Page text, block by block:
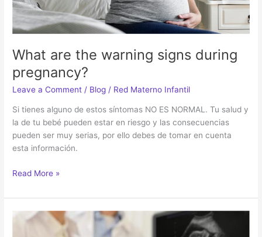
What are the warning signs during
pregnancy?
Leave a Comment / Blog / Red Materno Infantil
Si tienes alguno de estos síntomas NO ES NORMAL. Tu salud y
la de tu bebé pueden estar en riesgo y las consecuencias
pueden ser muy serias, por ello debes de tomar en cuenta
esta información.
Read More »
La